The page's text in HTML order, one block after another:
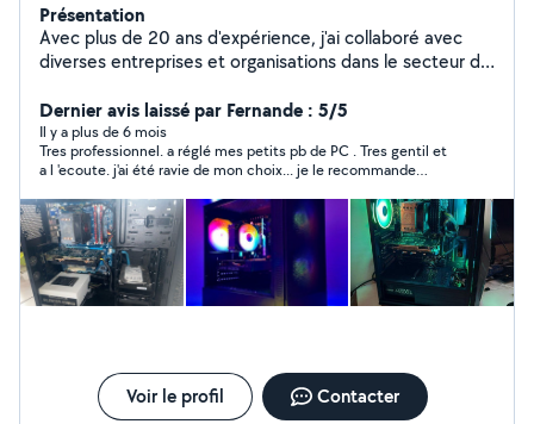
Présentation
Avec plus de 20 ans d'expérience, j'ai collaboré avec
diverses entreprises et organisations dans le secteur du
informatique stable et performante. Je peux vous
apporter mon expertise en assistance et en dépannage
informatique.
Dernier avis laissé par Fernande : 5/5
Il y a plus de 6 mois
Tres professionnel. a réglé mes petits pb de PC . Tres gentil et
a l 'ecoute. j'ai été ravie de mon choix... je le recommande
Voir le profil Contacter